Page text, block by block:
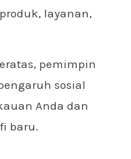
layanan,
pemimpin
sosial
Anda dan
baru.